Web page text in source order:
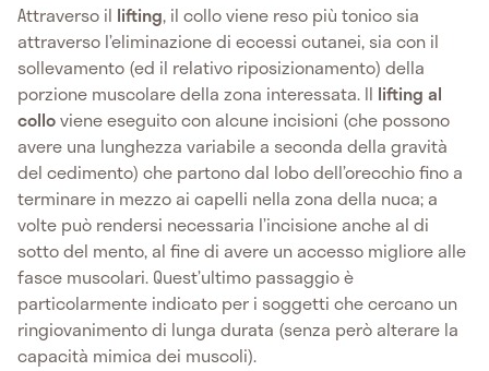
Attraverso il lifting, il collo viene reso più tonico sia
attraverso l’eliminazione di eccessi cutanei, sia con il
sollevamento (ed il relativo riposizionamento) della
porzione muscolare della zona interessata. Il lifting al
colloviene eseguito con alcune incisioni (che possono
avere una lunghezza variabile a seconda della gravità
del cedimento) che partono dal lobo dell’orecchio fino a
terminare in mezzo ai capelli nella zona della nuca; a
volte può rendersi necessaria l’incisione anche al di
sotto del mento, al fine di avere un accesso migliore alle
fasce muscolari. Quest’ultimo passaggio è
particolarmente indicato per i soggetti che cercano un
ringiovanimento di lunga durata (senza però alterare la
capacità mimica dei muscoli).